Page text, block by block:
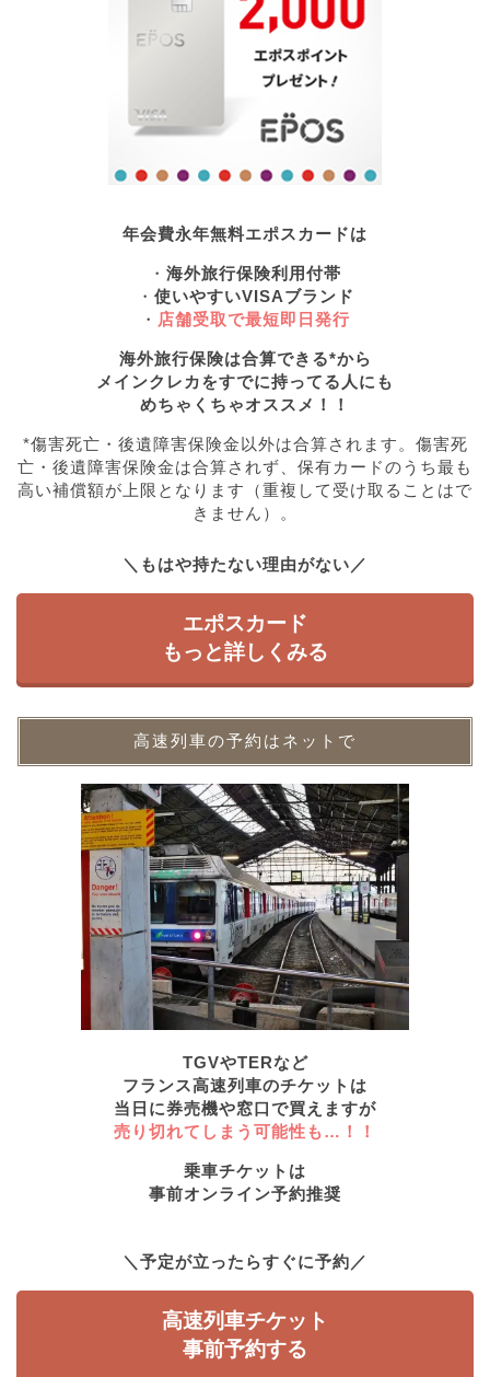
年会費永年無料エポスカードは
・ 海外旅行保険利用付帯
・ 使いやすいVISAブランド
・ 店舗受取で最短即日発行
海外旅行保険は合算できる*から
メインクレカをすでに持ってる人にも
めちゃくちゃオススメ！！
*傷害死亡・後遺障害保険金以外は合算されます。傷害死
亡・後遺障害保険金は合算されず、保有カードのうち最も
高い補償額が上限となります（重複して受け取ることはで
きません）。
＼もはや持たない理由がない／
エポスカード
もっと詳しくみる
高速列車の予約はネットで
TGVやTERなど
フランス高速列車のチケットは
当日に券売機や窓口で買えますが
売り切れてしまう可能性も…！！
乗車チケットは
事前オンライン予約推奨
＼予定が立ったらすぐに予約／
高速列車チケット
事前予約する